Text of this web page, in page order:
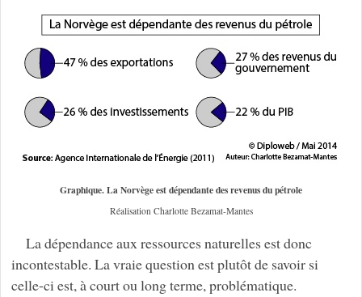
Graphique. La Norvège est dépendante des revenus du pétrole
Réalisation Charlotte Bezamat-Mantes
La dépendance aux ressources naturelles est donc
incontestable. La vraie question est plutôt de savoir si
celle-ci est, à court ou long terme, problématique.